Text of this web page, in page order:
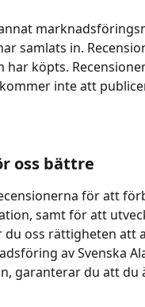
samlats in.
köpts.
inte att
oss bättre
för att
samt för att
oss rättigheten att
av Svenska
garanterar du att